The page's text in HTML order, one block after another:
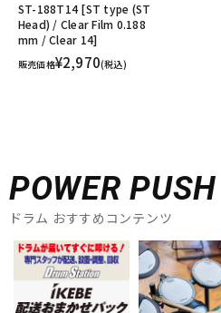
ST-188T14 [ST type (ST
Head) / Clear Film 0.188
mm / Clear 14]
販売価格¥2,970(税込)
POWER PUSH
ドラム おすすめコンテンツ